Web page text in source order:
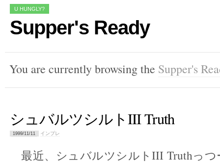
U HUNGLY?
Supper's Ready
You are currently browsing the Supper's
シュバルツシルトIII Truth
1999/11/11 インプレ
最近、シュバルツシルトIII Truthっつ